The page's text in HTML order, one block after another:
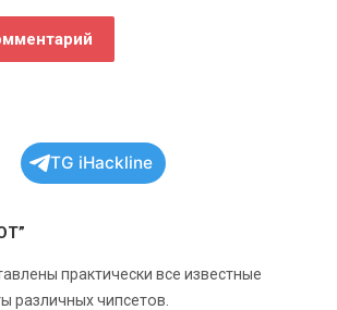
TG iHackline
практически все известные
различных чипсетов.